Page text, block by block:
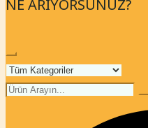
NE ARIYORSUNUZ?